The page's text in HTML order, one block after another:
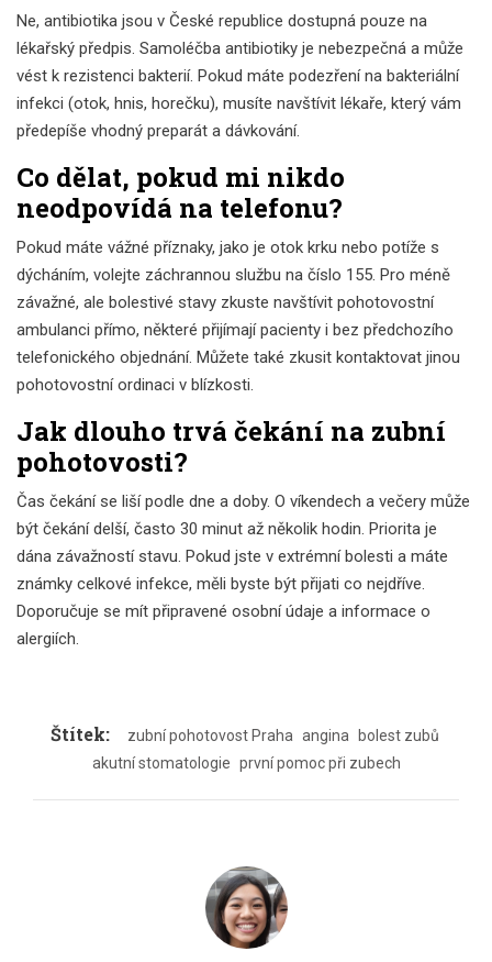
Ne, antibiotika jsou v České republice dostupná pouze na
lékařský předpis. Samoléčba antibiotiky je nebezpečná a může
vést k rezistenci bakterií. Pokud máte podezření na bakteriální
infekci (otok, hnis, horečku), musíte navštívit lékaře, který vám
předepíše vhodný preparát a dávkování.
Co dělat, pokud mi nikdo
neodpovídá na telefonu?
Pokud máte vážné příznaky, jako je otok krku nebo potíže s
dýcháním, volejte záchrannou službu na číslo 155. Pro méně
závažné, ale bolestivé stavy zkuste navštívit pohotovostní
ambulanci přímo, některé přijímají pacienty i bez předchozího
telefonického objednání. Můžete také zkusit kontaktovat jinou
pohotovostní ordinaci v blízkosti.
Jak dlouho trvá čekání na zubní
pohotovosti?
Čas čekání se liší podle dne a doby. O víkendech a večery může
být čekání delší, často 30 minut až několik hodin. Priorita je
dána závažností stavu. Pokud jste v extrémní bolesti a máte
známky celkové infekce, měli byste být přijati co nejdříve.
Doporučuje se mít připravené osobní údaje a informace o
alergiích.
Štítek: zubní pohotovost Praha angina
bolest zubů
akutní stomatologie první pomoc při zubech